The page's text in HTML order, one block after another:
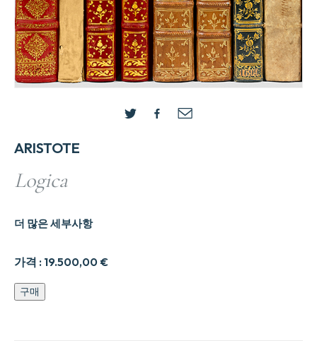
ARISTOTE
Logica
가격 : 19.500,00 €
더 많은 세부사항
Logica
수
구매